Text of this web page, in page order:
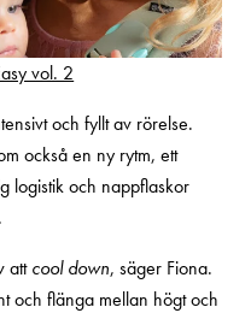
vol. 2
och fyllt av rörelse.
också en ny rytm, ett
logistik och nappflaskor
attcool down, säger Fiona.
och flänga mellan högt och